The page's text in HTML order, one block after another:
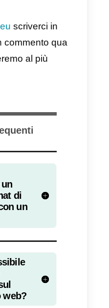
Messenger o
possibile
utilizzi solitamente
mobile.
è ormai
strumento
per
con i propri